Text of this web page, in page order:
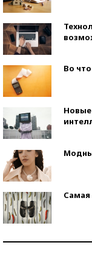
Во
Новые
Самая